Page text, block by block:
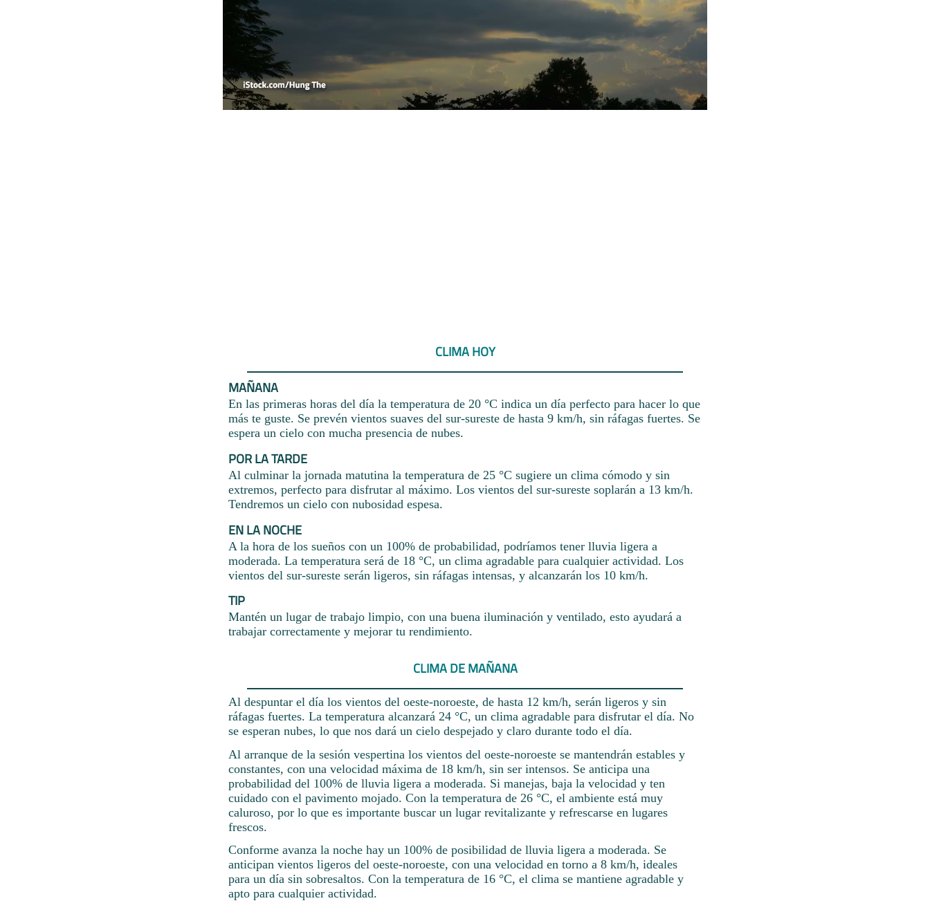
CLIMA HOY
MAÑANA
En las primeras horas del día la temperatura de 20 °C indica un día perfecto para hacer lo que
más te guste. Se prevén vientos suaves del sur-sureste de hasta 9 km/h, sin ráfagas fuertes. Se
espera un cielo con mucha presencia de nubes.
POR LA TARDE
Al culminar la jornada matutina la temperatura de 25 °C sugiere un clima cómodo y sin
extremos, perfecto para disfrutar al máximo. Los vientos del sur-sureste soplarán a 13 km/h.
Tendremos un cielo con nubosidad espesa.
EN LA NOCHE
A la hora de los sueños con un 100% de probabilidad, podríamos tener lluvia ligera a
moderada. La temperatura será de 18 °C, un clima agradable para cualquier actividad. Los
vientos del sur-sureste serán ligeros, sin ráfagas intensas, y alcanzarán los 10 km/h.
TIP
Mantén un lugar de trabajo limpio, con una buena iluminación y ventilado, esto ayudará a
trabajar correctamente y mejorar tu rendimiento.
CLIMA DE MAÑANA
Al despuntar el día los vientos del oeste-noroeste, de hasta 12 km/h, serán ligeros y sin
ráfagas fuertes. La temperatura alcanzará 24 °C, un clima agradable para disfrutar el día. No
se esperan nubes, lo que nos dará un cielo despejado y claro durante todo el día.
Al arranque de la sesión vespertina los vientos del oeste-noroeste se mantendrán estables y
constantes, con una velocidad máxima de 18 km/h, sin ser intensos. Se anticipa una
probabilidad del 100% de lluvia ligera a moderada. Si manejas, baja la velocidad y ten
cuidado con el pavimento mojado. Con la temperatura de 26 °C, el ambiente está muy
caluroso, por lo que es importante buscar un lugar revitalizante y refrescarse en lugares
frescos.
Conforme avanza la noche hay un 100% de posibilidad de lluvia ligera a moderada. Se
anticipan vientos ligeros del oeste-noroeste, con una velocidad en torno a 8 km/h, ideales
para un día sin sobresaltos. Con la temperatura de 16 °C, el clima se mantiene agradable y
apto para cualquier actividad.